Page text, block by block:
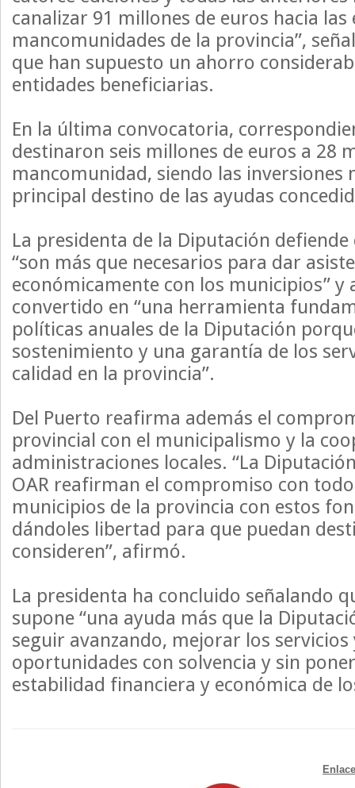
canalizar 91 millones de euros hacia las
mancomunidades de la provincia”,
que han supuesto un ahorro
entidades beneficiarias.
En la última convocatoria,
destinaron seis millones de euros a 28
mancomunidad, siendo las inversiones
principal destino de las ayudas
La presidenta de la Diputación
“son más que necesarios para dar
económicamente con los municipios” y
convertido en “una herramienta
políticas anuales de la Diputación
sostenimiento y una garantía de los
calidad en la provincia”.
Del Puerto reafirma además el
provincial con el municipalismo y la
administraciones locales. “La
OAR reafirman el compromiso con
municipios de la provincia con estos
dándoles libertad para que puedan
consideren”, afirmó.
La presidenta ha concluido señalando
supone “una ayuda más que la
seguir avanzando, mejorar los servicios
oportunidades con solvencia y sin
estabilidad financiera y económica de